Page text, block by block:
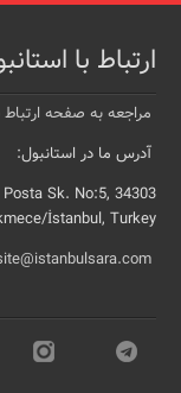
ارتباط با
مراجعه به صفحه ارتباط
آدرس ما در استانبول:
Sk. No:5, 34303
İstanbul, Turkey